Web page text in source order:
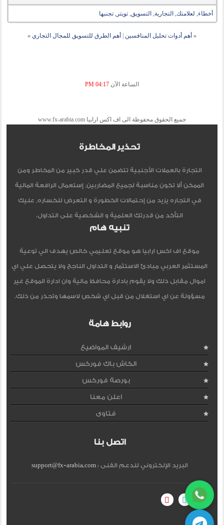
أخطاء, لعلامتك, التجارية, التسويق,تويتر ,تجنبها
« أهم أدوات تحليل المنافسين أهم الطرق للتسويق للمجال التجاري »
الساعة الآن 04:17 PM
جميع الحقوق محفوظة الى اف اكس ارابيا www.fx-arabia.com
تحذير المخاطرة
التجارة بالعملات الأجنبية تتضمن علي قدر كبير من المخاطر ومن
الممكن ألا تكون مناسبة لجميع المضاربين, إستعمال الرافعة المالية
في التجاره يزيد من إحتمالات الخطورة و التعرض للخساره, عليك
التأكد من قدرتك العلمية و الشخصية على التداول.
تنبيه هام
موقع اف اكس ارابيا هو موقع تعليمي خالص يهدف الي توعية
المستثمر العربي مبادئ الاستثمار و التداول الناجح ولا يتحصل علي اي
اموال مقابل ذلك ولا يقوم بادارة محافظ مالية وان ادارة الموقع غير
مسؤولة عن اي استغلال من قبل اي شخص لاسمها وتحذر من ذلك.
روابط هامة
ارشيف المواضيع
الكاش باك فوركس
بورصة فوركس
اعلن معنا
فتاوى
اتصل بنا
البريد الإلكتروني للدعم الفنى :support@fx-arabia.com